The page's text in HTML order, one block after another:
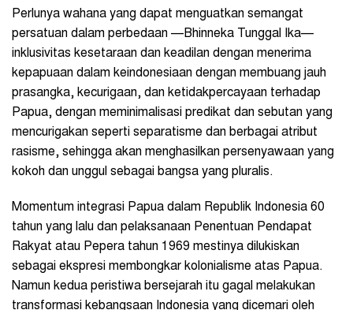
Perlunya wahana yang dapat menguatkan semangat
persatuan dalam perbedaan —Bhinneka Tunggal Ika—
inklusivitas kesetaraan dan keadilan dengan menerima
kepapuaan dalam keindonesiaan dengan membuang jauh
prasangka, kecurigaan, dan ketidakpercayaan terhadap
Papua, dengan meminimalisasi predikat dan sebutan yang
mencurigakan seperti separatisme dan berbagai atribut
rasisme, sehingga akan menghasilkan persenyawaan yang
kokoh dan unggul sebagai bangsa yang pluralis.
Momentum integrasi Papua dalam Republik Indonesia 60
tahun yang lalu dan pelaksanaan Penentuan Pendapat
Rakyat atau Pepera tahun 1969 mestinya dilukiskan
sebagai ekspresi membongkar kolonialisme atas Papua.
Namun kedua peristiwa bersejarah itu gagal melakukan
transformasi kebangsaan Indonesia yang dicemari oleh